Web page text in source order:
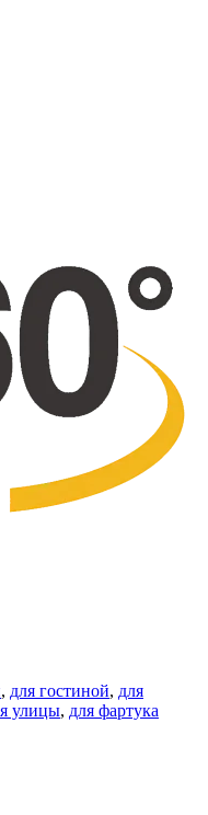
, для гостиной, для
улицы, для фартука